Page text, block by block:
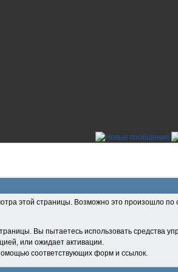
этой страницы. Возможно это произошло
Вы пытаетесь использовать
или ожидает активации.
соответствующих форм и ссылок.